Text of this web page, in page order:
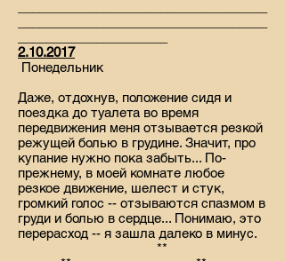
2.10.2017
Понедельник
Даже, отдохнув, положение сидя и
поездка до туалета во время
передвижения меня отзывается резкой
режущей болью в грудине. Значит, про
купание нужно пока забыть... По-
прежнему, в моей комнате любое
резкое движение, шелест и стук,
громкий голос -- отзываются спазмом в
груди и болью в сердце... Понимаю, это
перерасход -- я зашла далеко в минус.
**